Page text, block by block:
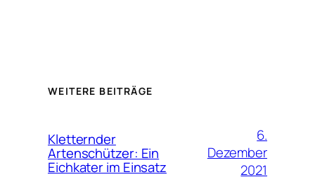
WEITERE BEITRÄGE
Kletternder
Artenschützer: Ein
Eichkater im Einsatz
6.
Dezember
2021